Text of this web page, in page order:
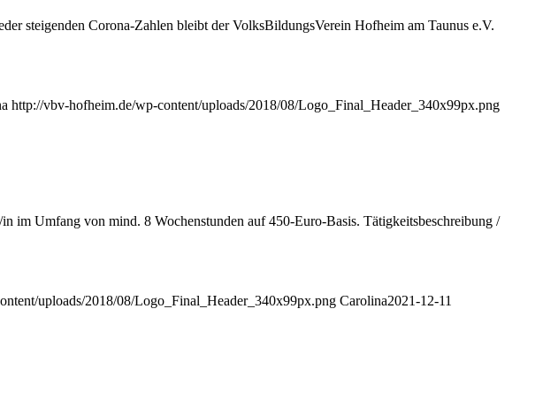
steigenden Corona-Zahlen bleibt der VolksBildungsVerein Hofheim am Taunus e.V.
http://vbv-hofheim.de/wp-content/uploads/2018/08/Logo_Final_Header_340x99px.png
im Umfang von mind. 8 Wochenstunden auf 450-Euro-Basis. Tätigkeitsbeschreibung /
uploads/2018/08/Logo_Final_Header_340x99px.png Carolina2021-12-11